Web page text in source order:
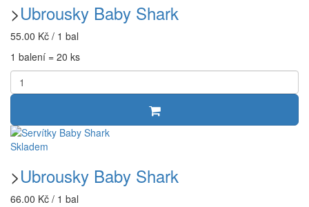
>Ubrousky Baby Shark
55.00 Kč / 1 bal
1 balení = 20 ks
Skladem
>Ubrousky Baby Shark
66.00 Kč / 1 bal